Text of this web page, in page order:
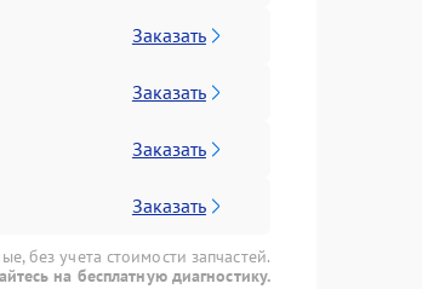
Заказать
Заказать
Заказать
Заказать
без учета стоимости запчастей.
на бесплатную диагностику.